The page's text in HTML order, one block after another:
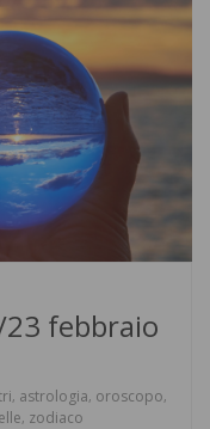
febbraio
, astrologia, oroscopo,
, zodiaco